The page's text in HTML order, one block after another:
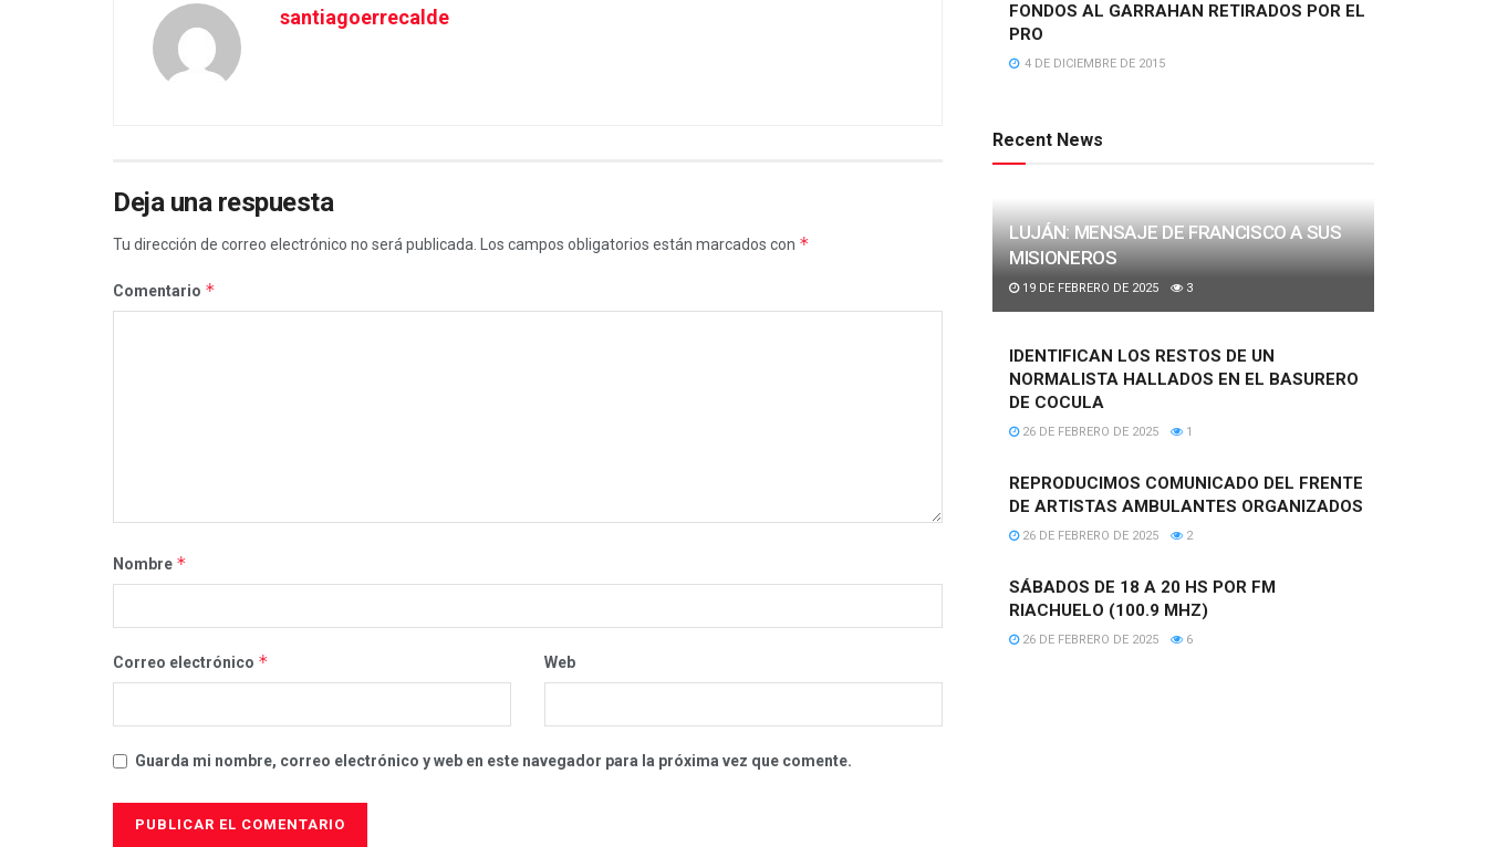
santiagoerrecalde
Deja una respuesta
Tu dirección de correo electrónico no será publicada. Los campos obligatorios están marcados con *
Comentario *
Nombre *
Correo electrónico * Web
Guarda mi nombre, correo electrónico y web en este navegador para la próxima vez que comente.
FONDOS AL GARRAHAN RETIRADOS POR EL
PRO
4 DE DICIEMBRE DE 2015
Recent News
LUJÁN: MENSAJE DE FRANCISCO A SUS
MISIONEROS
19 DE FEBRERO DE 2025 3
IDENTIFICAN LOS RESTOS DE UN
NORMALISTA HALLADOS EN EL BASURERO
DE COCULA
26 DE FEBRERO DE 2025 1
REPRODUCIMOS COMUNICADO DEL FRENTE
DE ARTISTAS AMBULANTES ORGANIZADOS
26 DE FEBRERO DE 2025 2
SÁBADOS DE 18 A 20 HS POR FM
RIACHUELO (100.9 MHZ)
26 DE FEBRERO DE 2025 6